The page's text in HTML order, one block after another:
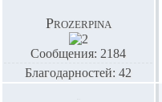
Prozerpina
Сообщения: 2184
Благодарностей: 42